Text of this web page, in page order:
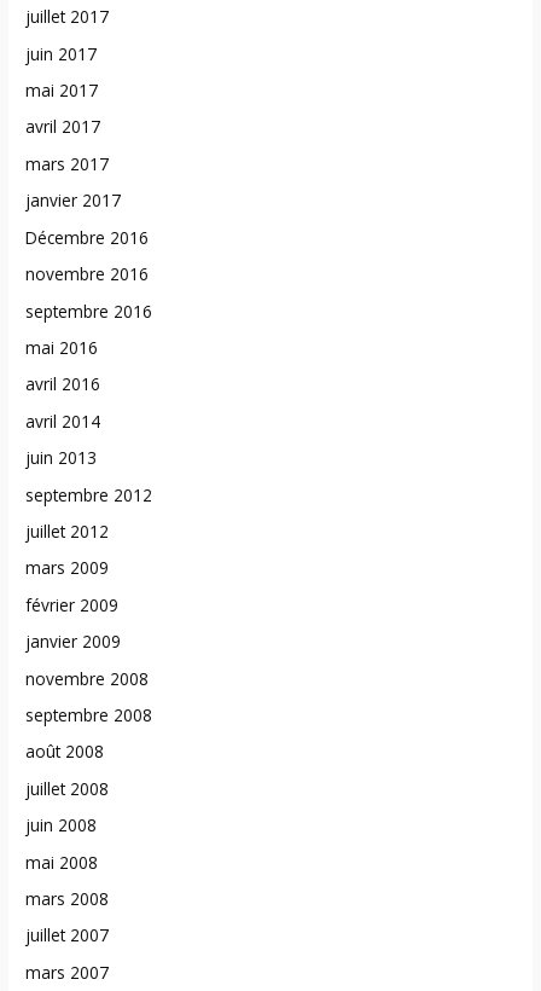
juillet 2017
juin 2017
mai 2017
avril 2017
mars 2017
janvier 2017
Décembre 2016
novembre 2016
septembre 2016
mai 2016
avril 2016
avril 2014
juin 2013
septembre 2012
juillet 2012
mars 2009
février 2009
janvier 2009
novembre 2008
septembre 2008
août 2008
juillet 2008
juin 2008
mai 2008
mars 2008
juillet 2007
mars 2007